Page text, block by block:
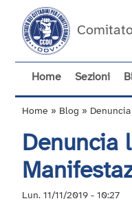
contenuto
principale
Navigazione
principale
Home Sezioni
di
pane
Home Blog
Denuncia
Lun. 11/11/2019 - 10:27